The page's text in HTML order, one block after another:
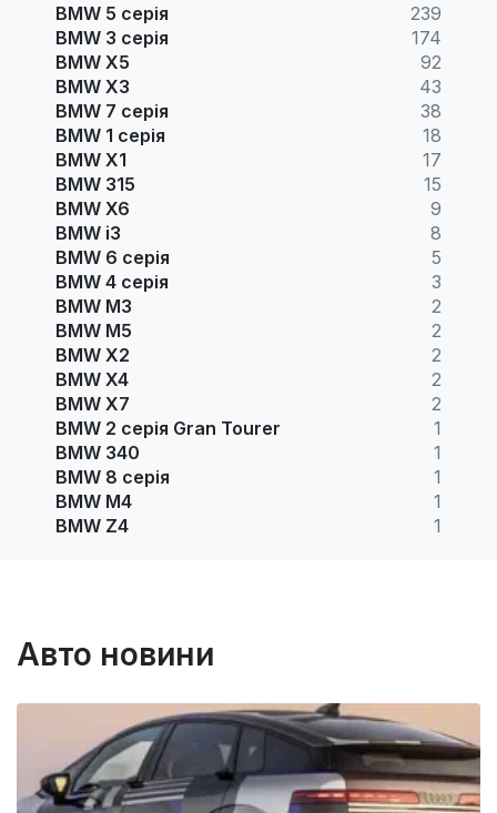
BMW 5 серія
239
BMW 3 серія
174
BMW X5
92
BMW X3
43
BMW 7 серія
38
BMW 1 серія
18
BMW X1
17
BMW 315
15
BMW X6
9
BMW i3
8
BMW 6 серія
5
BMW 4 серія
3
BMW M3
2
BMW M5
2
BMW X2
2
BMW X4
2
BMW X7
2
BMW 2 серія Gran Tourer
1
BMW 340
1
BMW 8 серія
1
BMW M4
1
BMW Z4
1
Авто новини